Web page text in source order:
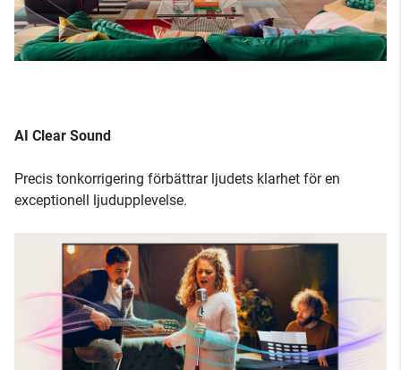
AI Clear Sound
Precis tonkorrigering förbättrar ljudets klarhet för en
exceptionell ljudupplevelse.